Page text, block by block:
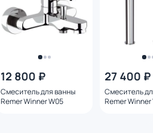
12 800 ₽
Смеситель для ванны
Remer Winner W05
27 400 ₽
Смеситель
Remer Winner